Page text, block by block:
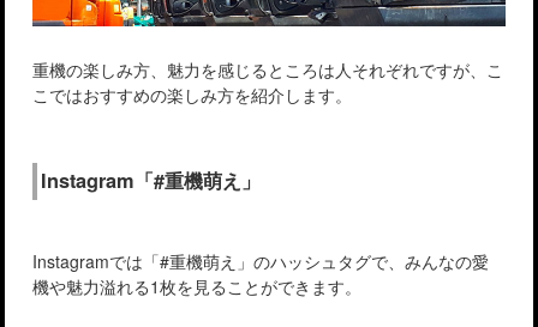
重機の楽しみ方、魅力を感じるところは人それぞれですが、こ
こではおすすめの楽しみ方を紹介します。
Instagram「#重機萌え」
Instagramでは「#重機萌え」のハッシュタグで、みんなの愛
機や魅力溢れる1枚を見ることができます。